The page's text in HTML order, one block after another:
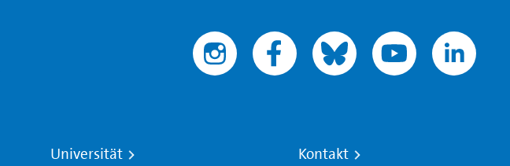
Universität
Kontakt